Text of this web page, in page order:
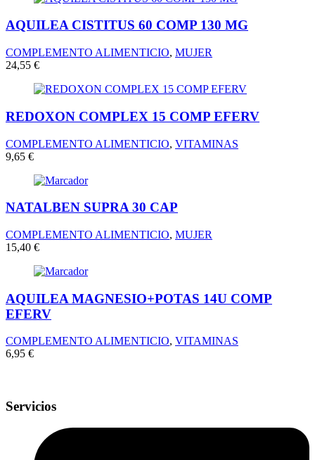
AQUILEA CISTITUS 60 COMP 130 MG
COMPLEMENTO ALIMENTICIO, MUJER
24,55 €
REDOXON COMPLEX 15 COMP EFERV
COMPLEMENTO ALIMENTICIO, VITAMINAS
9,65 €
NATALBEN SUPRA 30 CAP
COMPLEMENTO ALIMENTICIO, MUJER
15,40 €
AQUILEA MAGNESIO+POTAS 14U COMP
EFERV
COMPLEMENTO ALIMENTICIO, VITAMINAS
6,95 €
Servicios